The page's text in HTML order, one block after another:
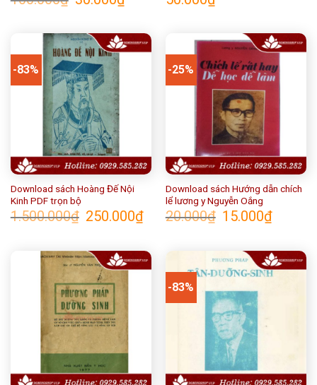
gốc
hiện
30.000₫.
-83%
Download sách Hoàng Đế Nội
Kinh PDF trọn bộ
1.500.000₫
Giá
gốc
250.000₫Giá
hiện
250.000₫.
-25%
Download sách Hướng dẫn chích
lể lương y Nguyễn Oắng
20.000₫
Giá
gốc
15.000₫Giá
hiện
15.000₫.
-83%